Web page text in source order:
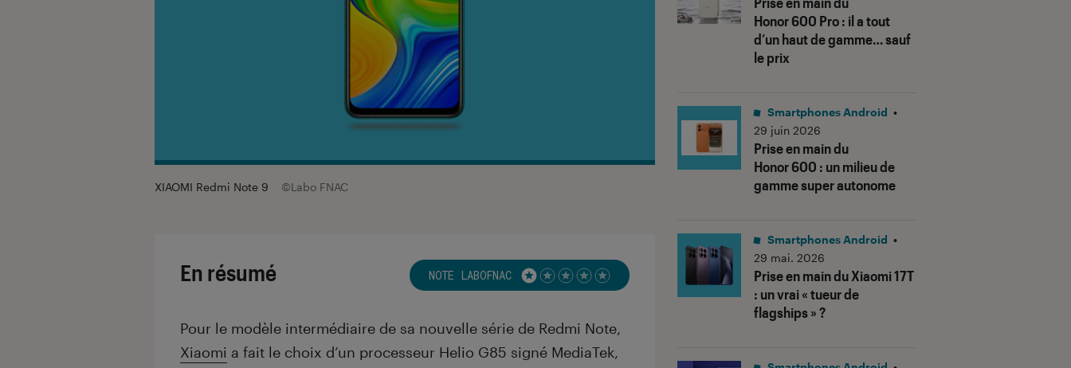
XIAOMI Redmi Note 9 ©Labo FNAC
En résumé NOTE LABOFNAC Noté 1 étoiles sur 5
Pour le modèle intermédiaire de sa nouvelle série de Redmi Note,
Xiaomi a fait le choix d’un processeur Helio G85 signé MediaTek,
Honor 600 Pro : il a tout
d’un haut de gamme… sauf
le prix
Prise en main du
Honor 600 : un milieu de
gamme super autonome
Smartphones Android •
29 juin 2026
Prise en main du Xiaomi 17T
: un vrai « tueur de
flagships » ?
Smartphones Android •
29 mai. 2026